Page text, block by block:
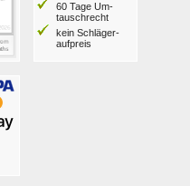
60 Tage Um­
tausch­recht
kein Schläger­
aufpreis